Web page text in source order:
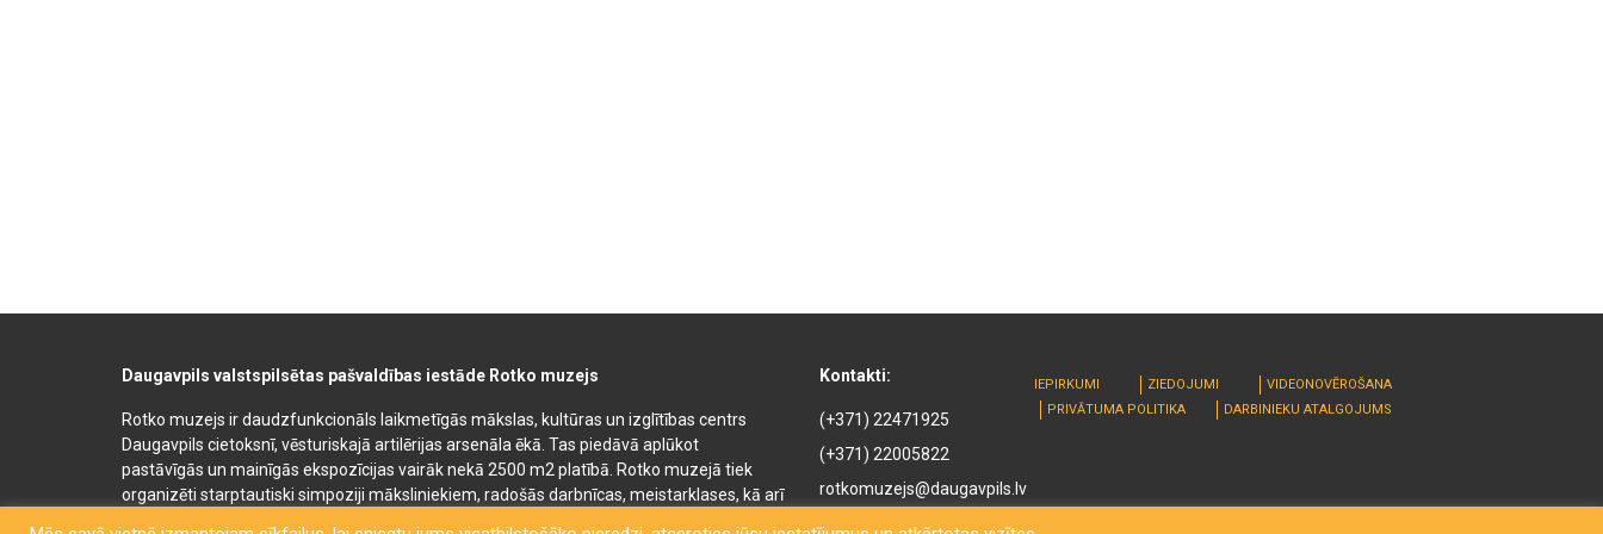
Daugavpils valstspilsētas pašvaldības iestāde Rotko muzejs
Rotko muzejs ir daudzfunkcionāls laikmetīgās mākslas, kultūras un izglītības centrs
Daugavpils cietoksnī, vēsturiskajā artilērijas arsenāla ēkā. Tas piedāvā aplūkot
pastāvīgās un mainīgās ekspozīcijas vairāk nekā 2500 m2 platībā. Rotko muzejā tiek
organizēti starptautiski simpoziji māksliniekiem, radošās darbnīcas, meistarklases, kā arī
Kontakti:
(+371) 22471925
(+371) 22005822
rotkomuzejs@daugavpils.lv
Mihaila iela 3, Daugavpils,
IEPIRKUMI ZIEDOJUMI
VIDEONOVĒROŠANA
PRIVĀTUMA POLITIKA
DARBINIEKU ATALGOJUMS